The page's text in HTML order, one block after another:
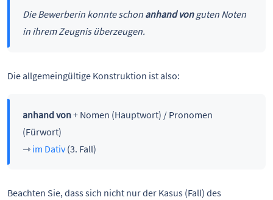
Die Bewerberin konnte schon anhand vonguten Noten
in ihrem Zeugnis überzeugen.
Die allgemeingültige Konstruktion ist also:
anhand von+ Nomen (Hauptwort) / Pronomen
(Fürwort)
⇾ im Dativ(3. Fall)
Beachten Sie, dass sich nicht nur der Kasus (Fall) des